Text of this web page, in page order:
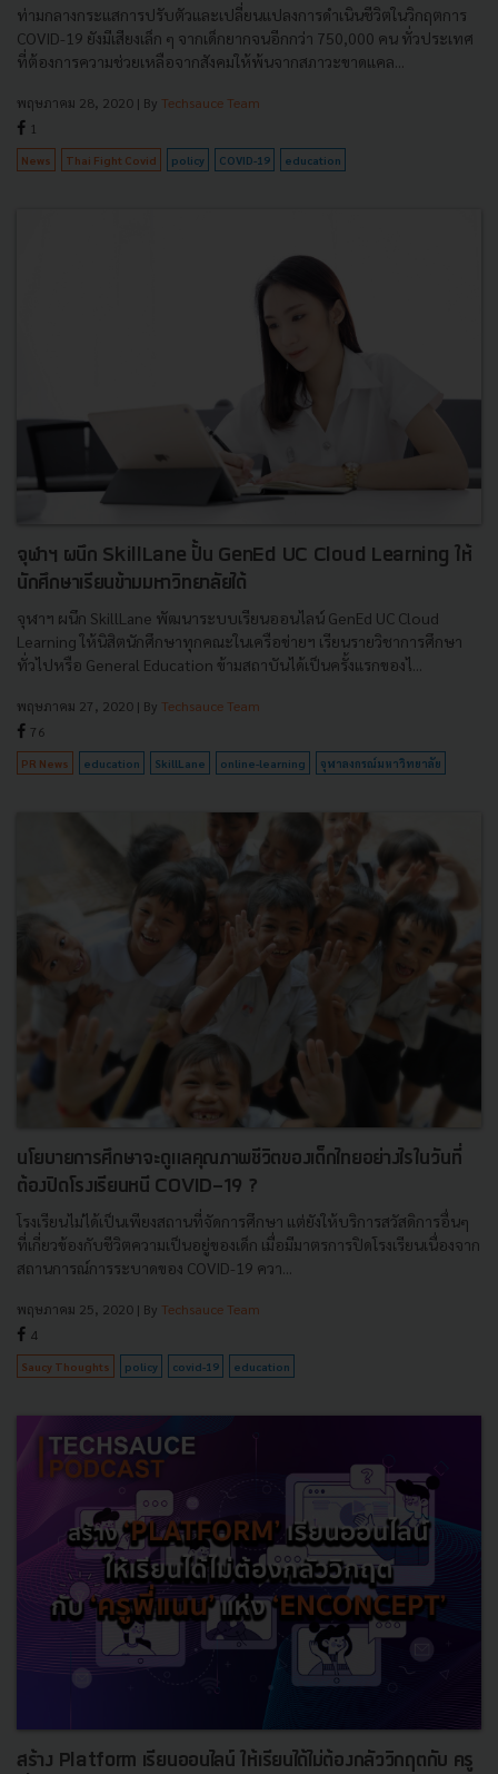
ท่ามกลางกระแสการปรับตัวและเปลี่ยนแปลงการดำเนินชีวิตในวิกฤตการ
COVID-19 ยังมีเสียงเล็ก ๆ จากเด็กยากจนอีกกว่า 750,000 คน ทั่วประเทศ
ที่ต้องการความช่วยเหลือจากสังคมให้พ้นจากสภาวะขาดแคล...
พฤษภาคม 28, 2020 | By Techsauce Team
1
News Thai Fight Covid policy COVID-19 education
จุฬาฯ ผนึก SkillLane ปั้น GenEd UC Cloud Learning ให้
นักศึกษาเรียนข้ามมหาวิทยาลัยได้
จุฬาฯ ผนึก SkillLane พัฒนาระบบเรียนออนไลน์ GenEd UC Cloud
Learning ให้นิสิตนักศึกษาทุกคณะในเครือข่ายฯ เรียนรายวิชาการศึกษา
ทั่วไปหรือ General Education ข้ามสถาบันได้เป็นครั้งแรกของไ...
พฤษภาคม 27, 2020 | By Techsauce Team
76
PR News education SkillLane online-learning จุฬาลงกรณ์มหาวิทยาลัย
นโยบายการศึกษาจะดูแลคุณภาพชีวิตของเด็กไทยอย่างไรในวันที่
ต้องปิดโรงเรียนหนี COVID-19 ?
โรงเรียนไม่ได้เป็นเพียงสถานที่จัดการศึกษา แต่ยังให้บริการสวัสดิการอื่นๆ
ที่เกี่ยวข้องกับชีวิตความเป็นอยู่ของเด็ก เมื่อมีมาตรการปิดโรงเรียนเนื่องจาก
สถานการณ์การระบาดของ COVID-19 ควา...
พฤษภาคม 25, 2020 | By Techsauce Team
4
Saucy Thoughts policy covid-19 education
สร้าง Platform เรียนออนไลน์ ให้เรียนได้ไม่ต้องกลัววิกฤตกับ ครู